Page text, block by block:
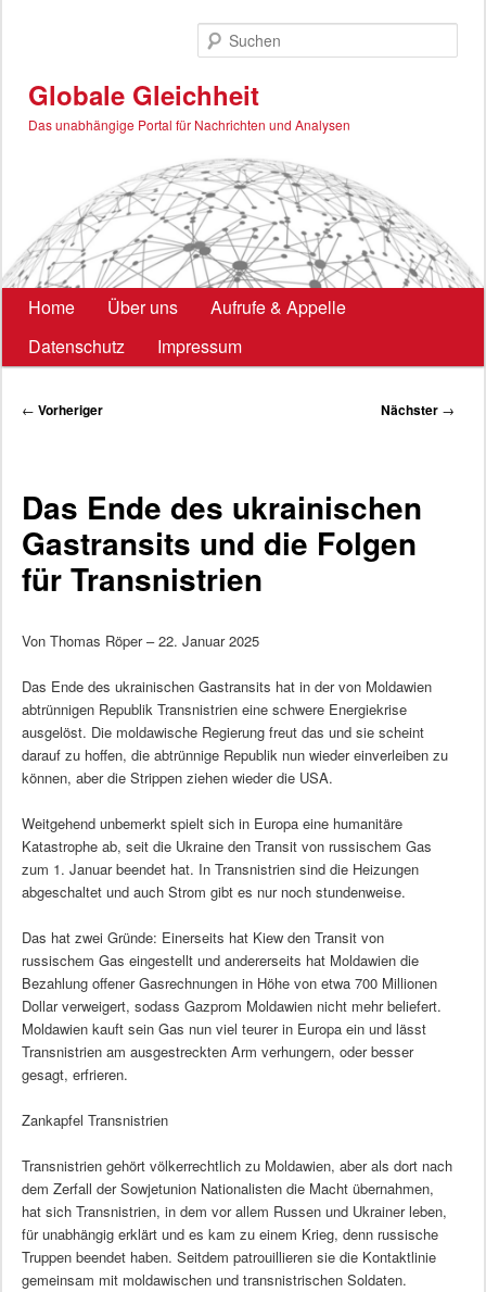
Globale Gleichheit
Das unabhängige Portal für Nachrichten und Analysen
Hauptmenü
Home Über uns
Aufrufe & Appelle
Datenschutz
Impressum
Beitragsnavigation
← Vorheriger Nächster →
Das Ende des ukrainischen
Gastransits und die Folgen
für Transnistrien
Von Thomas Röper – 22. Januar 2025
Das Ende des ukrainischen Gastransits hat in der von Moldawien
abtrünnigen Republik Transnistrien eine schwere Energiekrise
ausgelöst. Die moldawische Regierung freut das und sie scheint
darauf zu hoffen, die abtrünnige Republik nun wieder einverleiben zu
können, aber die Strippen ziehen wieder die USA.
Weitgehend unbemerkt spielt sich in Europa eine humanitäre
Katastrophe ab, seit die Ukraine den Transit von russischem Gas
zum 1. Januar beendet hat. In Transnistrien sind die Heizungen
abgeschaltet und auch Strom gibt es nur noch stundenweise.
Das hat zwei Gründe: Einerseits hat Kiew den Transit von
russischem Gas eingestellt und andererseits hat Moldawien die
Bezahlung offener Gasrechnungen in Höhe von etwa 700 Millionen
Dollar verweigert, sodass Gazprom Moldawien nicht mehr beliefert.
Moldawien kauft sein Gas nun viel teurer in Europa ein und lässt
Transnistrien am ausgestreckten Arm verhungern, oder besser
gesagt, erfrieren.
Zankapfel Transnistrien
Transnistrien gehört völkerrechtlich zu Moldawien, aber als dort nach
dem Zerfall der Sowjetunion Nationalisten die Macht übernahmen,
hat sich Transnistrien, in dem vor allem Russen und Ukrainer leben,
für unabhängig erklärt und es kam zu einem Krieg, denn russische
Truppen beendet haben. Seitdem patrouillieren sie die Kontaktlinie
gemeinsam mit moldawischen und transnistrischen Soldaten.